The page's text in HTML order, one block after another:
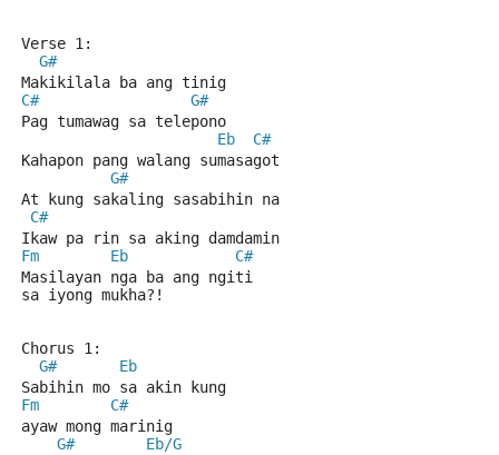
Verse 1:
G#
Makikilala ba ang tinig
C#
G#
Pag tumawag sa telepono
Eb
C#
Kahapon pang walang sumasagot
G#
At kung sakaling sasabihin na
C#
Ikaw pa rin sa aking damdamin
Fm
Eb
C#
Masilayan nga ba ang ngiti
sa iyong mukha?!
Chorus 1:
G#
Eb
Sabihin mo sa akin kung
Fm
C#
ayaw mong marinig
G#
Eb/G